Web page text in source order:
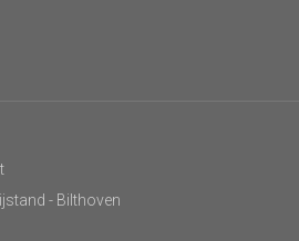
- Bilthoven